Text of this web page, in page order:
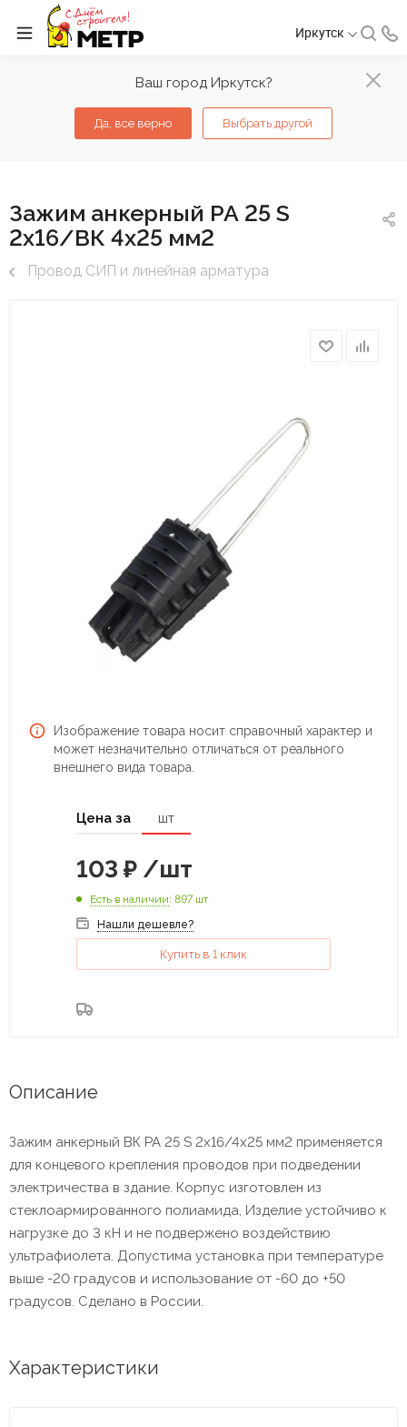
Ваш город Иркутск?
Да, все верно Выбрать другой
Иркутск
Зажим анкерный РА 25 S
2х16/ВК 4х25 мм2
Провод СИП и линейная арматура
Изображение товара носит справочный характер и
может незначительно отличаться от реального
внешнего вида товара.
Цена за шт
103 ₽ /шт
Есть в наличии: 897 шт
Нашли дешевле?
Купить в 1 клик
Описание
Зажим анкерный ВК РА 25 S 2х16/4х25 мм2 применяется
для концевого крепления проводов при подведении
электричества в здание. Корпус изготовлен из
стеклоармированного полиамида, Изделие устойчиво к
нагрузке до 3 кН и не подвержено воздействию
ультрафиолета. Допустима установка при температуре
выше -20 градусов и использование от -60 до +50
градусов. Сделано в России.
Характеристики